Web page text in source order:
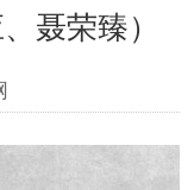
聂荣臻）